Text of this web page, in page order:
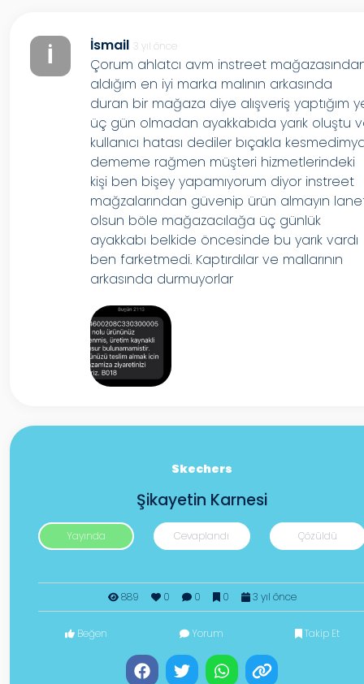
İ İsmail 3 yıl önce
Çorum ahlatcı avm instreet
aldığım en iyi marka malının arkasında
duran bir mağaza diye alışveriş yaptığım
üç gün olmadan ayakkabıda yarık oluştu
kullanıcı hatası dediler bıçakla
dememe rağmen müşteri hizmetlerindeki
kişi ben bişey yapamıyorum diyor instreet
mağzalarından güvenip ürün almayın
olsun böle mağazacılağa üç günlük
ayakkabı belkide öncesinde bu yarık vardı
ben farketmedi. Kaptırdılar ve mallarının
arkasında durmuyorlar
Skechers
Şikayetin Karnesi
Yayında Cevaplandı Çözüldü
889 0 0 0 3 yıl önce
Beğen Yorum Takip Et